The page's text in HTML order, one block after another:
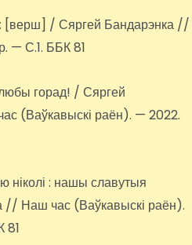
[верш] / Сяргей Бандарэнка //
— С.1. ББК 81
горад! / Сяргей
(Ваўкавыскі раён). — 2022.
ніколі : нашы славутыя
// Наш час (Ваўкавыскі раён).
81